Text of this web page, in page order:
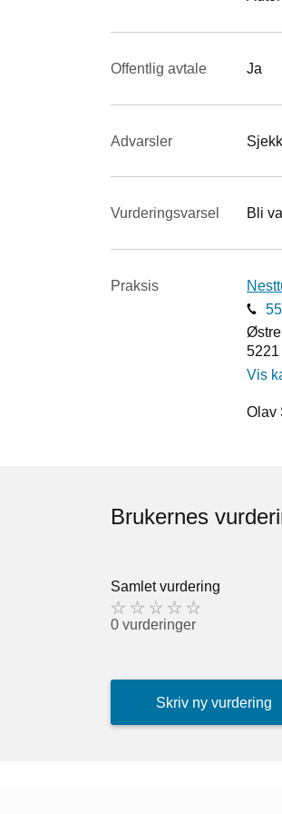
Offentlig avtale Ja
Advarsler
Vurderings­varsel Bli
Praksis
5221
Vis
Olav
Brukernes
Samlet vurdering
0 vurderinger
Skriv ny vurdering